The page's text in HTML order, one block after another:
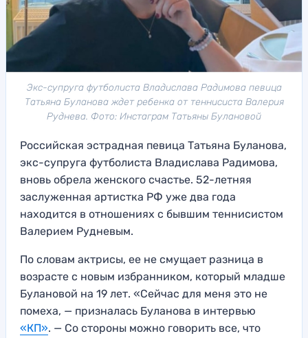
Экс-супруга футболиста Владислава Радимова певица
Татьяна Буланова ждет ребенка от теннисиста Валерия
Руднева. Фото: Инстаграм Татьяны Булановой
Российская эстрадная певица Татьяна Буланова,
экс-супруга футболиста Владислава Радимова,
вновь обрела женского счастье. 52-летняя
заслуженная артистка РФ уже два года
находится в отношениях с бывшим теннисистом
Валерием Рудневым.
По словам актрисы, ее не смущает разница в
возрасте с новым избранником, который младше
Булановой на 19 лет. «Сейчас для меня это не
помеха, — призналась Буланова в интервью
«КП». — Со стороны можно говорить все, что